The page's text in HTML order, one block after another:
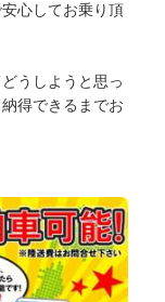
心してお乗り頂
うしようと思っ
得できるまでお